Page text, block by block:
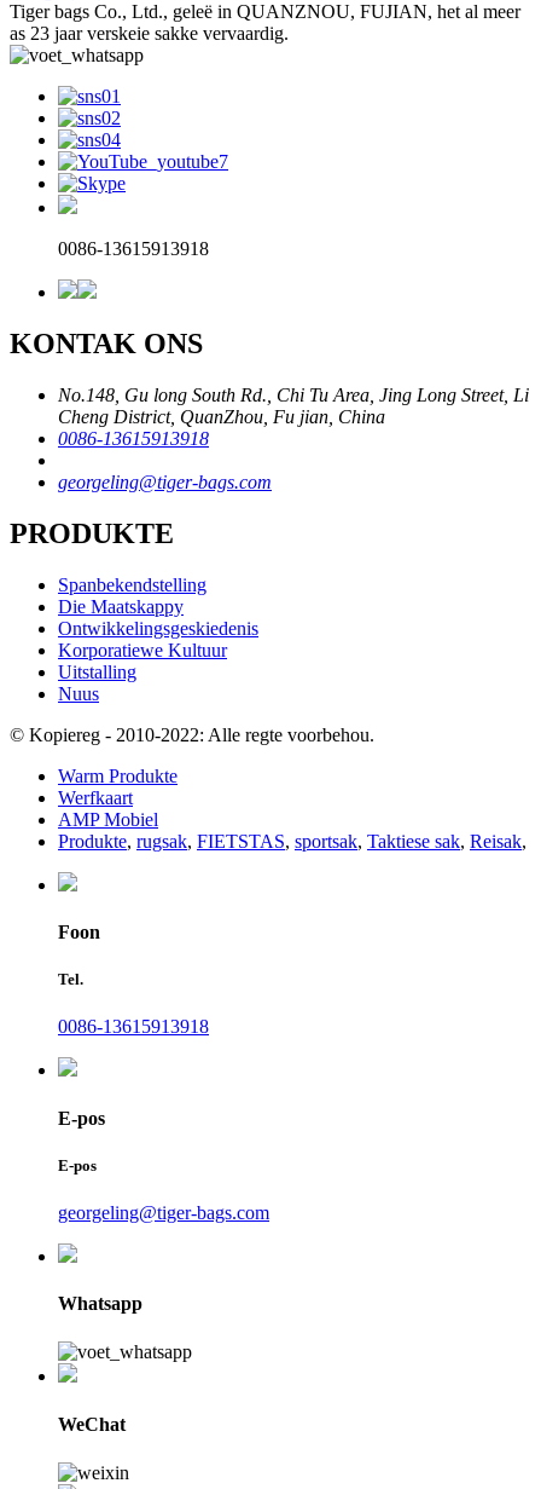
Tiger bags Co., Ltd., geleë in QUANZNOU, FUJIAN, het al meer
as 23 jaar verskeie sakke vervaardig.
0086-13615913918
KONTAK ONS
No.148, Gu long South Rd., Chi Tu Area, Jing Long Street, Li
Cheng District, QuanZhou, Fu jian, China
0086-13615913918
georgeling@tiger-bags.com
PRODUKTE
Spanbekendstelling
Die Maatskappy
Ontwikkelingsgeskiedenis
Korporatiewe Kultuur
Uitstalling
Nuus
© Kopiereg - 2010-2022: Alle regte voorbehou.
Warm Produkte
Werfkaart
AMP Mobiel
Produkte, rugsak, FIETSTAS, sportsak, Taktiese sak, Reisak,
Foon
Tel.
0086-13615913918
E-pos
E-pos
georgeling@tiger-bags.com
Whatsapp
WeChat